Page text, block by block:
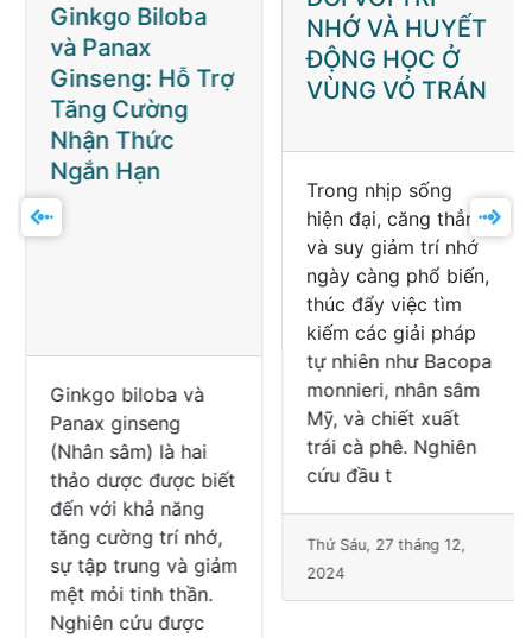
Ginkgo Biloba
và Panax
Ginseng: Hỗ Trợ
Tăng Cường
Nhận Thức
Ngắn Hạn
Ginkgo biloba và
Panax ginseng
(Nhân sâm) là hai
thảo dược được biết
đến với khả năng
tăng cường trí nhớ,
sự tập trung và giảm
mệt mỏi tinh thần.
TÁC ĐỘNG CẤP
TÍNH CỦA SỰ
KẾT HỢP
BACOPA, NHÂN
TRÁI CÀ PHÊ
ĐỐI VỚI TRÍ
NHỚ VÀ HUYẾT
ĐỘNG HỌC Ở
VÙNG VỎ TRÁN
Trong nhịp sống
hiện đại, căng thẳng
và suy giảm trí nhớ
ngày càng phổ biến,
thúc đẩy việc tìm
kiếm các giải pháp
tự nhiên như Bacopa